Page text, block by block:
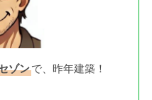
ゾンで、昨年建築！